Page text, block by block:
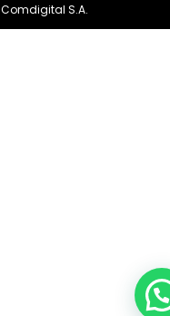
Comdigital S.A.